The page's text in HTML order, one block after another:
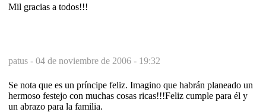
Mil gracias a todos!!!
patus - 04 de noviembre de 2006 - 19:32
Se nota que es un príncipe feliz. Imagino que habrán planeado un
hermoso festejo con muchas cosas ricas!!!Feliz cumple para él y
un abrazo para la familia.